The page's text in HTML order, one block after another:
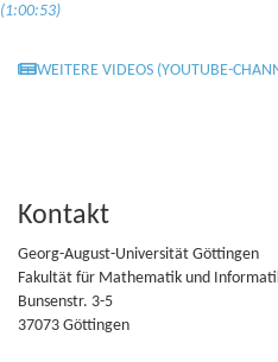
(1:00:53)
WEITERE VIDEOS (YOUTUBE-
Kontakt
Georg-August-Universität Göttingen
Fakultät für Mathematik und
Bunsenstr. 3-5
37073 Göttingen